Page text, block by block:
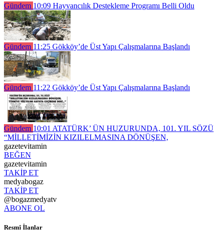
Gündem 10:09 Hayvancılık Destekleme Programı Belli Oldu
Gündem 11:25 Gökköy’de Üst Yapı Çalışmalarına Başlandı
Gündem 11:22 Gökköy’de Üst Yapı Çalışmalarına Başlandı
Gündem 10:01 ATATÜRK’ ÜN HUZURUNDA, 101. YIL SÖZÜ
“MİLLETİMİZİN KIZILELMASINA DÖNÜŞEN,
gazetevitamin
BEĞEN
gazetevitamin
TAKİP ET
medyabogaz
TAKİP ET
@bogazmedyatv
ABONE OL
Resmî İlanlar